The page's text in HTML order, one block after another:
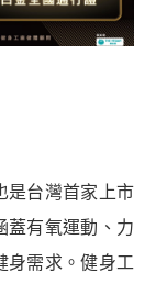
是台灣首家上市
蓋有氧運動、力
身需求。健身工